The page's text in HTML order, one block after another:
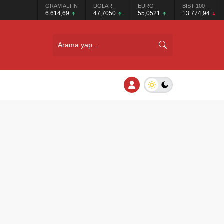
GRAM ALTIN
6.614,69
DOLAR
47,7050
EURO
55,0521
BIST 100
13.774,94